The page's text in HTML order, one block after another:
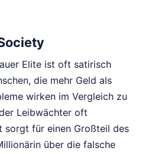
Elite ist oft satirisch
die mehr Geld als
wirken im Vergleich zu
Leibwächter oft
sorgt für einen Großteil des
über die falsche